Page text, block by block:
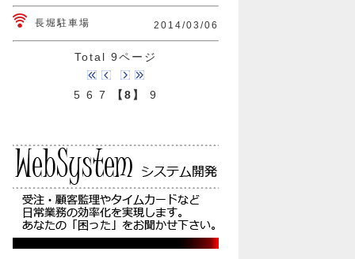
長堀駐車場 2014/03/06
Total 9ページ
5 6 7 【8】 9